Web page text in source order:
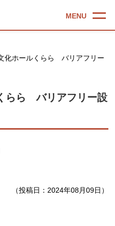
化ホールくらら バリアフリー
らら バリアフリー設
（投稿日：2024年08月09日）